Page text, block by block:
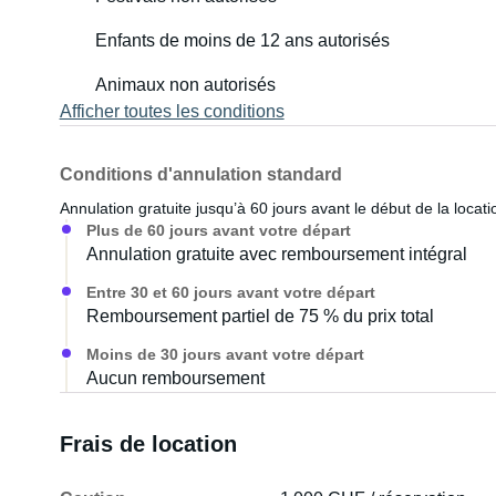
Enfants de moins de 12 ans autorisés
Animaux non autorisés
Afficher toutes les conditions
Conditions d'annulation standard
Annulation gratuite jusqu’à 60 jours avant le début de la
Plus de 60 jours avant votre départ
Annulation gratuite avec remboursement intégral
Entre 30 et 60 jours avant votre départ
Remboursement partiel de 75 % du prix total
Moins de 30 jours avant votre départ
Aucun remboursement
Frais de location